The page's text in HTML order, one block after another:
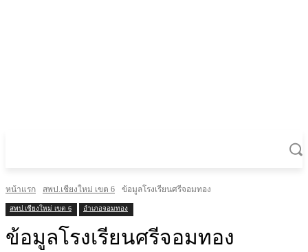
หน้าแรก สพป.เชียงใหม่ เขต 6 ข้อมูลโรงเรียนศรีจอมทอง
สพป.เชียงใหม่ เขต 6 อำเภอจอมทอง
ข้อมูลโรงเรียนศรีจอมทอง